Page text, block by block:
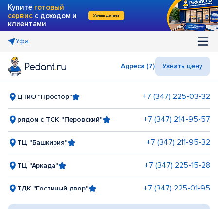
Купите готовый
сервис с доходом и
клиентами
Узнать детали
Уфа
Адреса (7) Узнать цену
ЦТиО "Простор" +7 (347) 225-03-32
рядом с ТСК "Перовский" +7 (347) 214-95-57
ТЦ "Башкирия" +7 (347) 211-95-32
ТЦ "Аркада" +7 (347) 225-15-28
ТДК "Гостиный двор" +7 (347) 225-01-95